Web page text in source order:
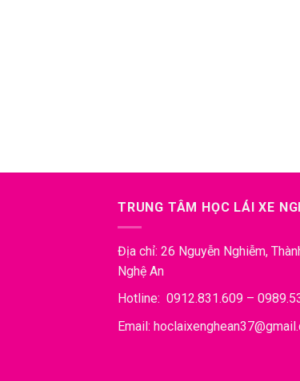
TRUNG TÂM HỌC LÁI XE
Địa chỉ: 26 Nguyễn Nghiễm,
Nghệ An
Hotline: 0912.831.609 –
Email: